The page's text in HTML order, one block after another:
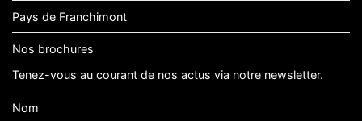
Pays de Franchimont
Nos brochures
Tenez-vous au courant de nos actus via notre newsletter.
Nom